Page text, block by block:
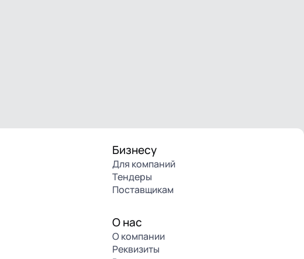
Бизнесу
Для компаний
Тендеры
Поставщикам
О нас
О компании
Реквизиты